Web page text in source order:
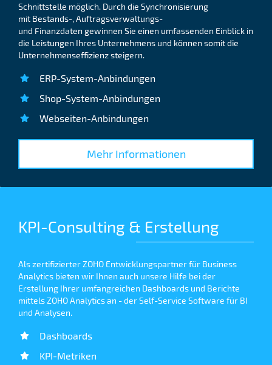
Schnittstelle möglich. Durch die Synchronisierung
mit Bestands-, Auftragsverwaltungs-
und Finanzdaten gewinnen Sie einen umfassenden Einblick in
die Leistungen Ihres Unternehmens und können somit die
Unternehmenseffizienz steigern.
ERP-System-Anbindungen
Shop-System-Anbindungen
Webseiten-Anbindungen
Mehr Informationen
KPI-Consulting & Erstellung
Als zertifizierter ZOHO Entwicklungspartner für Business
Analytics bieten wir Ihnen auch unsere Hilfe bei der
Erstellung Ihrer umfangreichen Dashboards und Berichte
mittels ZOHO Analytics an - der Self-Service Software für BI
und Analysen.
Dashboards
KPI-Metriken